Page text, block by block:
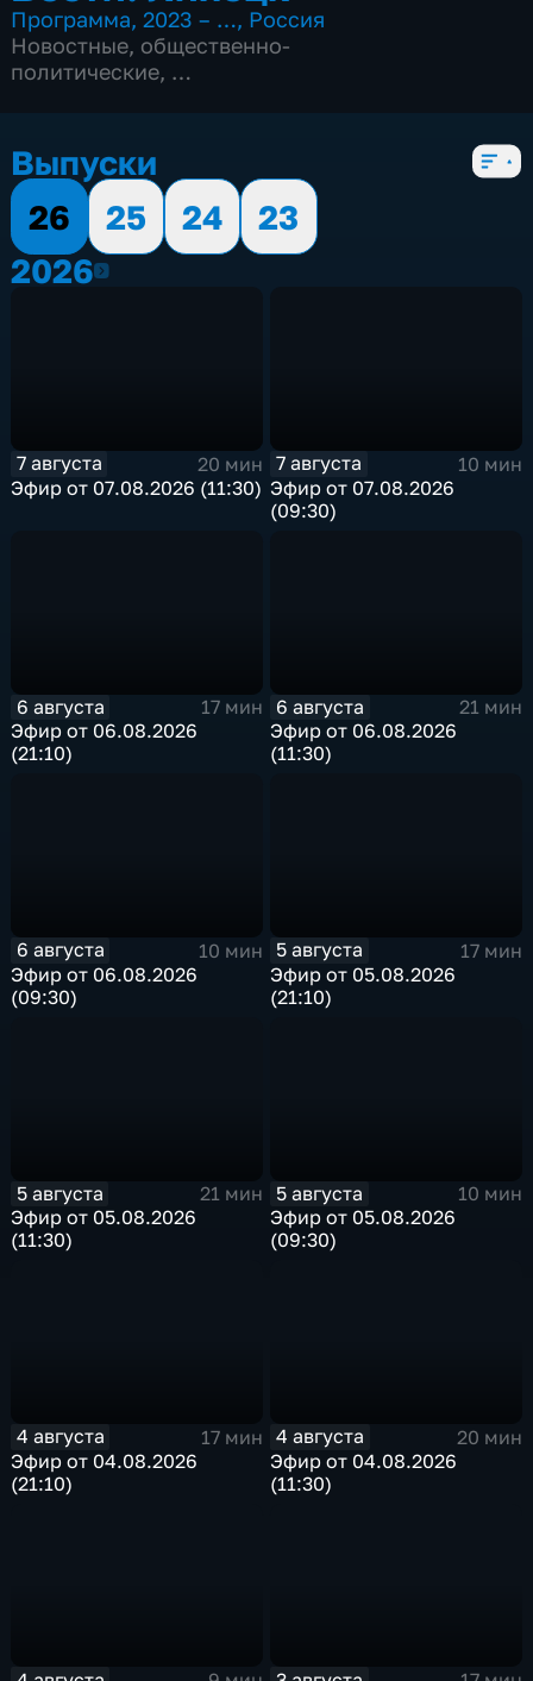
Программа,2023 – …, Россия
Новостные, общественно-
политические,
Выпуски
26
25 24
23
20262026
7 августа
20 мин
Эфир от 07.08.2026 (11:30)
7 августа
10 мин
Эфир от 07.08.2026
(09:30)
6 августа
17 мин
Эфир от 06.08.2026
(21:10)
6 августа
21 мин
Эфир от 06.08.2026
(11:30)
6 августа
10 мин
Эфир от 06.08.2026
(09:30)
5 августа
17 мин
Эфир от 05.08.2026
(21:10)
5 августа
21 мин
Эфир от 05.08.2026
(11:30)
5 августа
10 мин
Эфир от 05.08.2026
(09:30)
4 августа
17 мин
Эфир от 04.08.2026
(21:10)
4 августа
20 мин
Эфир от 04.08.2026
(11:30)